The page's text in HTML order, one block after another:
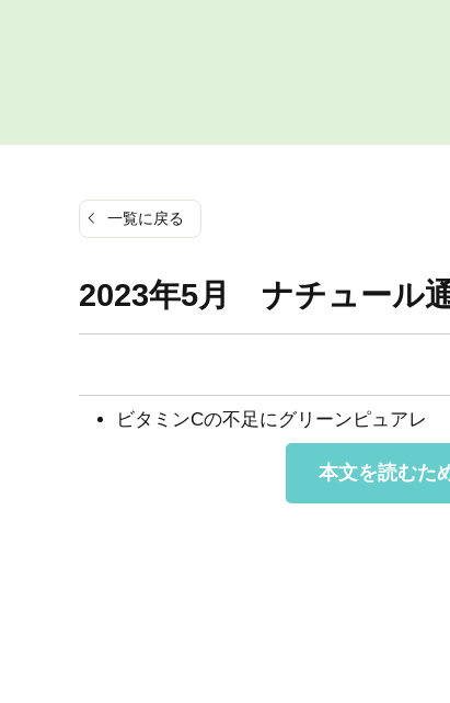
一覧に戻る
2023年5月 ナチュール
ビタミンCの不足にグリーンピュアレ
本文を読むた